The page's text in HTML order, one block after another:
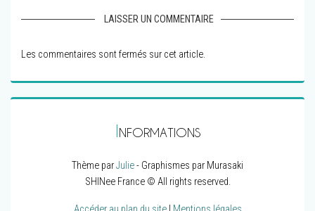
LAISSER UN COMMENTAIRE
Les commentaires sont fermés sur cet article.
NFORMATIONS
Thème parJulie- Graphismes par Murasaki
SHINee France © All rights reserved.